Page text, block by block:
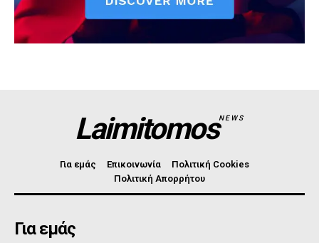
LaimitomosNEWS
Για εμάς Επικοινωνία
Πολιτική Cookies
Πολιτική Απορρήτου
Για εμάς